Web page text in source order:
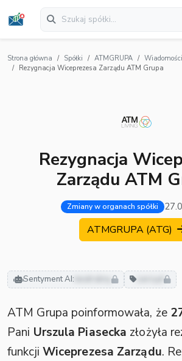
Strona główna Spółki ATMGRUPA
Rezygnacja Wiceprezesa Zarządu ATM Grupa
Rezygnacja
Zarządu ATM
Zmiany w organach spółki
ATMGRUPA (ATG)
Sentyment AI: neutralny zarząd
ATM Grupa poinformowała, że
Pani Urszula Piasecka złożyła
funkcji Wiceprezesa Zarządu.